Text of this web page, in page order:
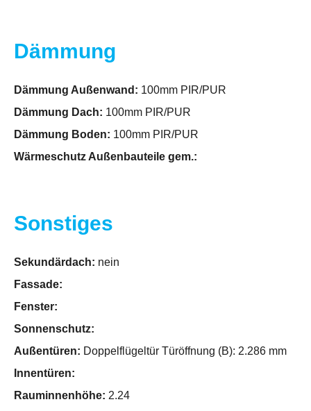
Dämmung
Dämmung Außenwand: 100mm PIR/PUR
Dämmung Dach: 100mm PIR/PUR
Dämmung Boden: 100mm PIR/PUR
Wärmeschutz Außenbauteile gem.:
Sonstiges
Sekundärdach: nein
Fassade:
Fenster:
Sonnenschutz:
Außentüren: Doppelflügeltür Türöffnung (B): 2.286 mm
Innentüren:
Rauminnenhöhe: 2.24